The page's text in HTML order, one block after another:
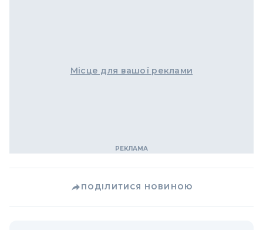
Місце для вашої реклами
ПОДІЛИТИСЯ НОВИНОЮ